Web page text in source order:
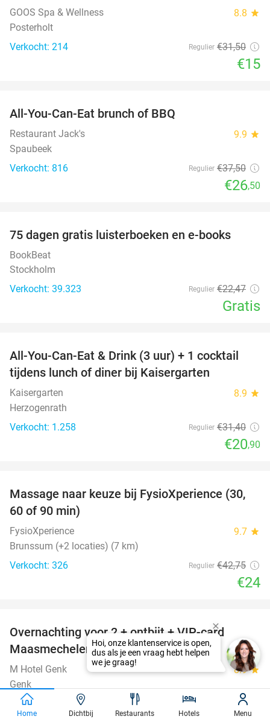
GOOS Spa & Wellness 8.8 star
Posterholt
Verkocht: 214
Regulier €31,50
€15
All-You-Can-Eat brunch of BBQ
Restaurant Jack's 9.9 star
Spaubeek
Verkocht: 816
Regulier €37,50
€26,50
75 dagen gratis luisterboeken en e-books
BookBeat
Stockholm
Verkocht: 39.323
Regulier €22,47
Gratis
33%
All-You-Can-Eat & Drink (3 uur) + 1 cocktail
tijdens lunch of diner bij Kaisergarten
Kaisergarten 8.9 star
Herzogenrath
Verkocht: 1.258
Regulier €31,40
€20,90
44%
Massage naar keuze bij FysioXperience (30,
60 of 90 min)
FysioXperience 9.7 star
Brunssum (+2 locaties) (7 km)
Verkocht: 326
Regulier €42,75
€24
45%
Overnachting voor 2 + ontbijt + VIP-card
Maasmechelen Village in Genk
M Hotel Genk 8.9star
Genk
Verkocht: 1.205
€180
Home Dichtbij Restaurants Hotels Menu